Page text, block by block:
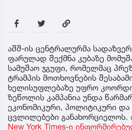
აშშ-ის ცენტრალურმა
ფარულად შექმნა კუბაზე
სამუშაო ჯგუფი, რომელმაც
ტრამპის მოთხოვნების
ხელისუფლებაზე უფრო
ზეწოლის კამპანია უნდა
ეკონომიკური, პოლიტიკური
ცვლილებები განახორციელოს.
New York Times-ი